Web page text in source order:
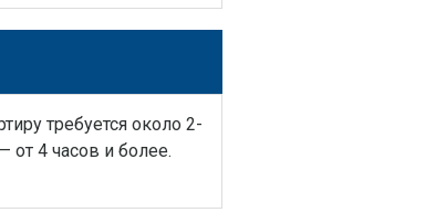
требуется около 2-
от 4 часов и более.